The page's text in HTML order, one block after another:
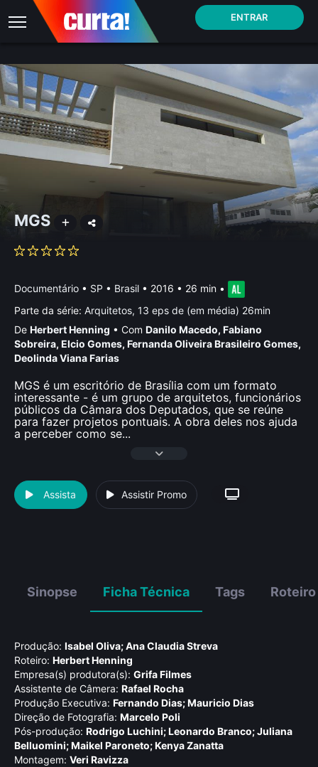
ENTRAR
MGS
Documentário • SP • Brasil • 2016 • 26 min •
Parte da série: Arquitetos, 13 eps de (em média) 26min
De Herbert Henning • Com Danilo Macedo, Fabiano
Sobreira, Elcio Gomes, Fernanda Oliveira Brasileiro Gomes,
Deolinda Viana Farias
MGS é um escritório de Brasília com um formato
interessante - é um grupo de arquitetos, funcionários
públicos da Câmara dos Deputados, que se reúne
para fazer projetos pontuais. A obra deles nos ajuda
a perceber como se...
Assista Assistir Promo
Sinopse Ficha Técnica Tags Roteiro
Produção: Isabel Oliva; Ana Claudia Streva
Roteiro: Herbert Henning
Empresa(s) produtora(s): Grifa Filmes
Assistente de Câmera: Rafael Rocha
Produção Executiva: Fernando Dias; Mauricio Dias
Direção de Fotografia: Marcelo Poli
Pós-produção: Rodrigo Luchini; Leonardo Branco; Juliana
Belluomini; Maikel Paroneto; Kenya Zanatta
Montagem: Veri Ravizza